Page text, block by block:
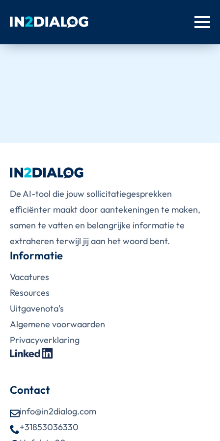
De AI-tool die jouw sollicitatiegesprekken
efficiënter maakt door aantekeningen te maken,
samen te vatten en belangrijke informatie te
extraheren terwijl jij aan het woord bent.
Informatie
Vacatures
Resources
Uitgavenota's
Algemene voorwaarden
Privacy­­­­­verklaring­
Contact
info@in2dialog.com
+31853036330